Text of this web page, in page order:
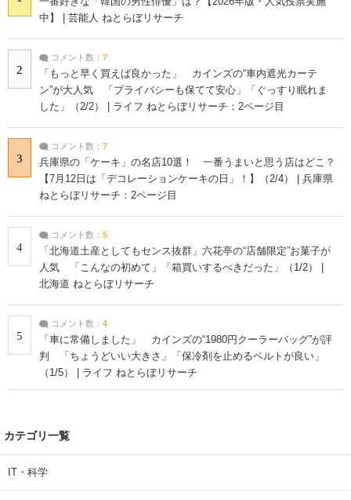
中】 | 芸能人 ねとらぼリサーチ
2
コメント数： 7
「もっと早く買えば良かった」 カインズの“車内遮光カーテ
ン”が大人気 「プライバシーも保てて安心」「ぐっすり眠れま
した」（2/2） | ライフ ねとらぼリサーチ：2ページ目
3
コメント数： 7
兵庫県の「ケーキ」の名店10選！ 一番うまいと思う店はどこ？
【7月12日は「デコレーションケーキの日」！】（2/4） | 兵庫県
ねとらぼリサーチ：2ページ目
4
コメント数： 5
「北海道土産としてもセンス抜群」六花亭の“店舗限定”お菓子が
人気 「こんなの初めて」「箱買いするべきだった」（1/2） |
北海道 ねとらぼリサーチ
5
コメント数： 4
「車に常備しました」 カインズの“1980円クーラーバッグ”が評
判 「ちょうどいい大きさ」「保冷剤を止めるベルトが良い」
（1/5） | ライフ ねとらぼリサーチ
カテゴリ一覧
IT・科学